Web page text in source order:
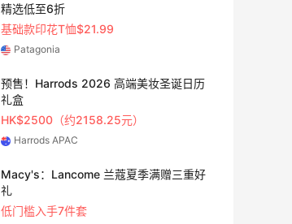
精选低至6折
基础款印花T恤$21.99
Patagonia
预售！Harrods 2026 高端美妆圣诞日历
礼盒
HK$2500（约2158.25元）
Harrods APAC
Macy's：Lancome 兰蔻夏季满赠三重好
礼
低门槛入手7件套